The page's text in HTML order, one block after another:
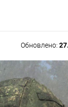
Обновлено: